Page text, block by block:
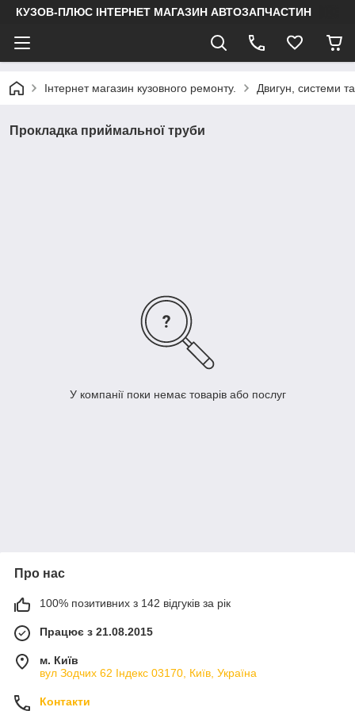
КУЗОВ-ПЛЮС ІНТЕРНЕТ МАГАЗИН АВТОЗАПЧАСТИН
Інтернет магазин кузовного ремонту. Двигун, системи
Прокладка приймальної труби
У компанії поки немає товарів або послуг
Про нас
100% позитивних з 142 відгуків за рік
Працює з 21.08.2015
м. Київ
вул Зодчих 62 Індекс 03170, Київ, Україна
Контакти